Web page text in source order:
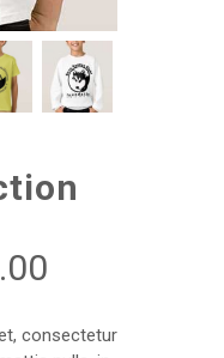
consectetur